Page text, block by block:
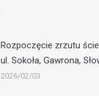
Rozpoczęcie zrzutu
ul. Sokoła, Gawrona,
2026/02/03